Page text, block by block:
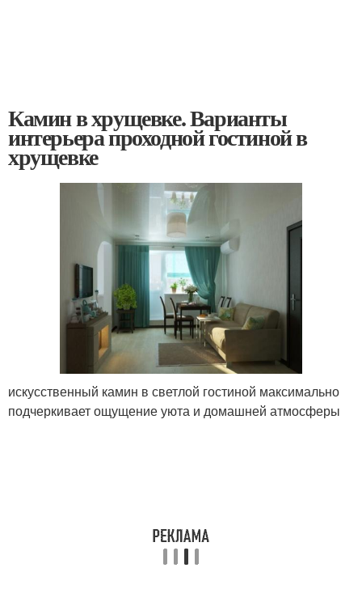
Камин в хрущевке. Варианты
интерьера проходной гостиной в
хрущевке
искусственный камин в светлой гостиной максимально
подчеркивает ощущение уюта и домашней атмосферы